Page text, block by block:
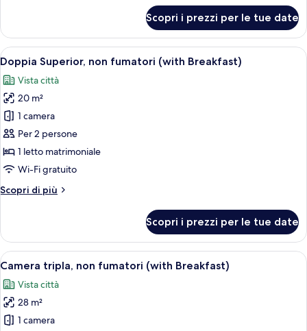
doppia,
non
fumatori
(with
Breakfast)
Scopri i prezzi per le tue date
Apri
tutte
le
foto
per
Doppia
Superior,
non
fumatori
(with
Una camera d'albergo con un letto,
6
Doppia Superior, non fumatori (with Breakfast)
Vista città
20 m²
1 camera
Per 2 persone
1 letto matrimoniale
Wi-Fi gratuito
Scopri di più
Altri
Superior,
non
fumatori
Breakfast)
Scopri i prezzi per le tue date
Apri
tutte
le
foto
per
Camera d'albergo con tre letti, una
6
Camera tripla, non fumatori (with Breakfast)
Vista città
28 m²
1 camera